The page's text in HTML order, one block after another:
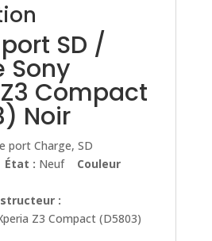
SD /
Sony
Compact
Noir
port Charge, SD
État : Neuf Couleur
:
Z3 Compact (D5803)